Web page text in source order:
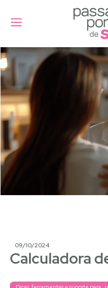
09/10/2024
Calculadora